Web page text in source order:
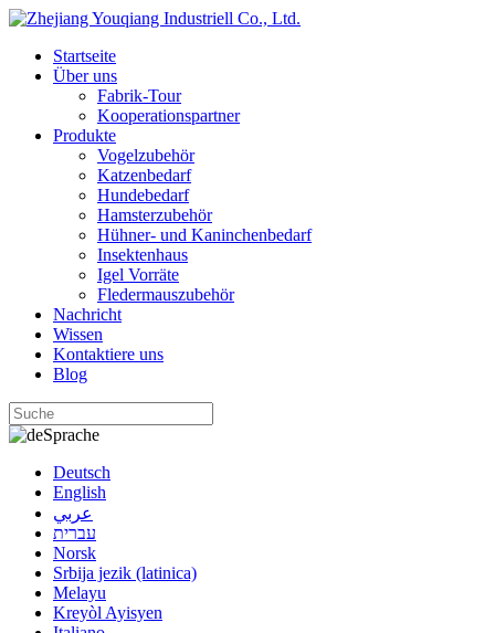
Startseite
Über uns
Fabrik-Tour
Kooperationspartner
Produkte
Vogelzubehör
Katzenbedarf
Hundebedarf
Hamsterzubehör
Hühner- und Kaninchenbedarf
Insektenhaus
Igel Vorräte
Fledermauszubehör
Nachricht
Wissen
Kontaktiere uns
Blog
Sprache
Deutsch
English
عربي
עברית
Norsk
Srbija jezik (latinica)
Melayu
Kreyòl Ayisyen